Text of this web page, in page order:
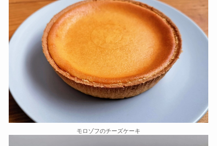
モロゾフのチーズケーキ